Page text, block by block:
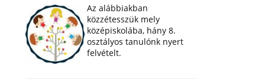
Az alábbiakban
közzétesszük mely
középiskolába, hány 8.
osztályos tanulónk nyert
felvételt.